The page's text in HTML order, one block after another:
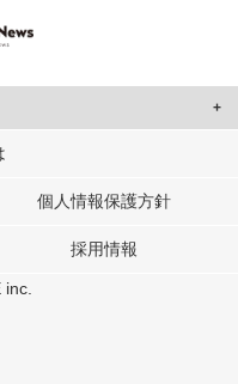
に合わせたコンテンツや広告の
ーに提供しています。
個人情報保護方針
採用情報